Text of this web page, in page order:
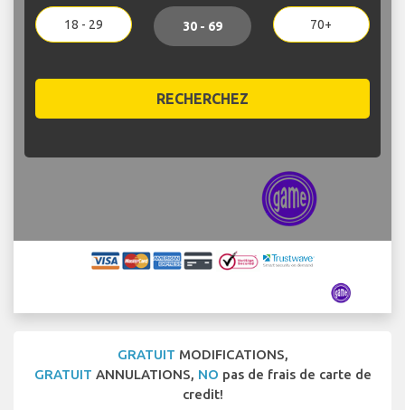
18 - 29 30 - 69 70+
RECHERCHEZ
GRATUIT MODIFICATIONS,
GRATUIT ANNULATIONS, NO pas de frais de carte de
credit!